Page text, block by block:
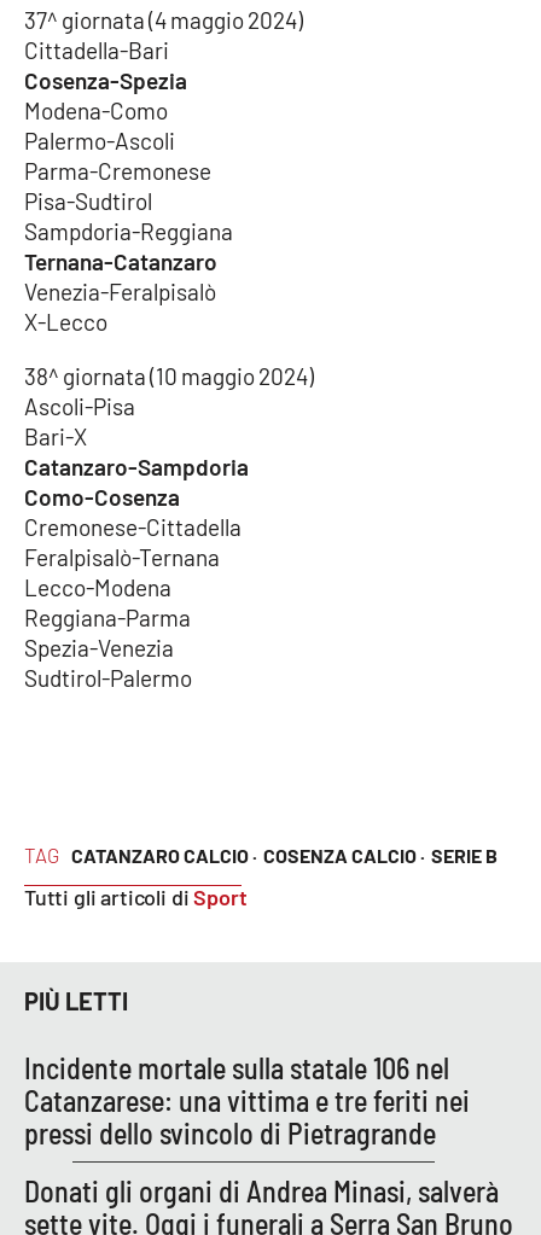
TAG CATANZARO CALCIO · COSENZA CALCIO · SERIE B
Tutti gli articoli diSport
37^ giornata (4 maggio 2024)
Cittadella-Bari
Cosenza-Spezia
Modena-Como
Palermo-Ascoli
Parma-Cremonese
Pisa-Sudtirol
Sampdoria-Reggiana
Ternana-Catanzaro
Venezia-Feralpisalò
X-Lecco
38^ giornata (10 maggio 2024)
Ascoli-Pisa
Bari-X
Catanzaro-Sampdoria
Como-Cosenza
Cremonese-Cittadella
Feralpisalò-Ternana
Lecco-Modena
Reggiana-Parma
Spezia-Venezia
Sudtirol-Palermo
PIÙ LETTI
Incidente mortale sulla statale 106 nel
Catanzarese: una vittima e tre feriti nei
pressi dello svincolo di Pietragrande
Donati gli organi di Andrea Minasi, salverà
sette vite. Oggi i funerali a Serra San Bruno